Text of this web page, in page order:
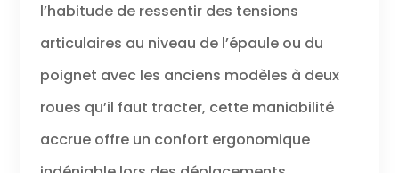
discrètes :
étiquette
d'identification
dissimulée et
SpeedThru avec
pour vous
informer
l’habitude de ressentir des tensions
articulaires au niveau de l’épaule ou du
poignet avec les anciens modèles à deux
roues qu’il faut tracter, cette maniabilité
accrue offre un confort ergonomique